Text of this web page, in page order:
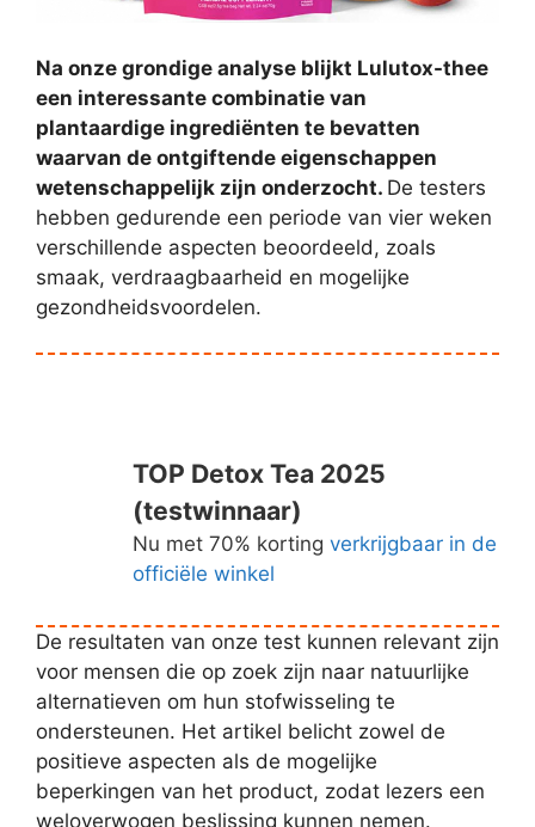
Na onze grondige analyse blijkt Lulutox-thee
een interessante combinatie van
plantaardige ingrediënten te bevatten
waarvan de ontgiftende eigenschappen
wetenschappelijk zijn onderzocht. De testers
hebben gedurende een periode van vier weken
verschillende aspecten beoordeeld, zoals
smaak, verdraagbaarheid en mogelijke
gezondheidsvoordelen.
TOP Detox Tea 2025
(testwinnaar)
Nu met 70% korting verkrijgbaar in de
officiële winkel
De resultaten van onze test kunnen relevant zijn
voor mensen die op zoek zijn naar natuurlijke
alternatieven om hun stofwisseling te
ondersteunen. Het artikel belicht zowel de
positieve aspecten als de mogelijke
beperkingen van het product, zodat lezers een
weloverwogen beslissing kunnen nemen.